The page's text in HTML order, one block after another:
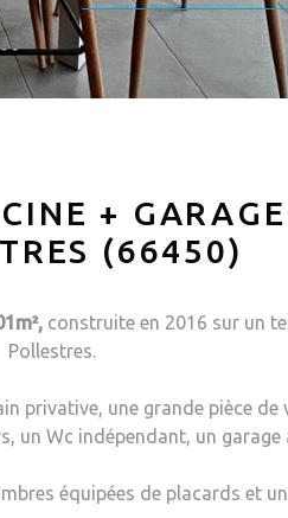
+
(66450)
construite en 2016 sur un
Pollestres.
privative, une grande pièce de
Wc indépendant, un
équipées de placards et